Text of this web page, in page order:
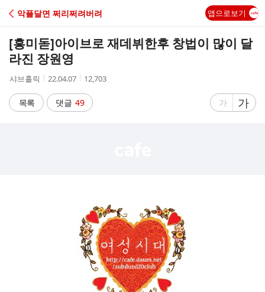
C
A
악플달면 쩌리쩌려버려 앱으로보기
[흥미돋]아이브로 재데뷔한후 창법이 많이 달
라진 장원영
작
자
샤브홀릭
작
시
간
22.04.07
조
수
12,703
목록 댓글 49
글
가
글
자
가